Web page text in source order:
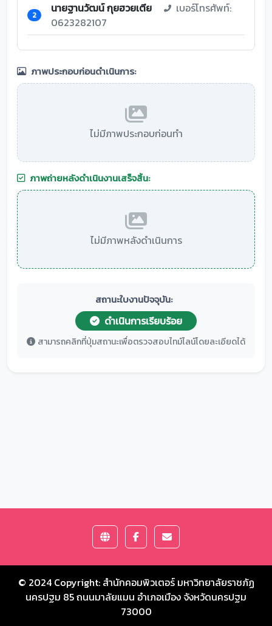
2 นายฐานวัฒน์ กุยฮวยเตีย
เบอร์โทรศัพท์:
0623282107
ภาพประกอบก่อนดำเนินการ:
ไม่มีภาพประกอบก่อนทำ
ภาพถ่ายหลังดำเนินงานเสร็จสิ้น:
ไม่มีภาพหลังดำเนินการ
สถานะใบงานปัจจุบัน:
ดำเนินการเรียบร้อย
สามารถคลิกที่ปุ่มสถานะเพื่อตรวจสอบไทม์ไลน์โดยละเอียดได้
© 2024 Copyright: สำนักคอมพิวเตอร์ มหาวิทยาลัยราชภัฏ
นครปฐม 85 ถนนมาลัยแมน อำเภอเมือง จังหวัดนครปฐม
73000